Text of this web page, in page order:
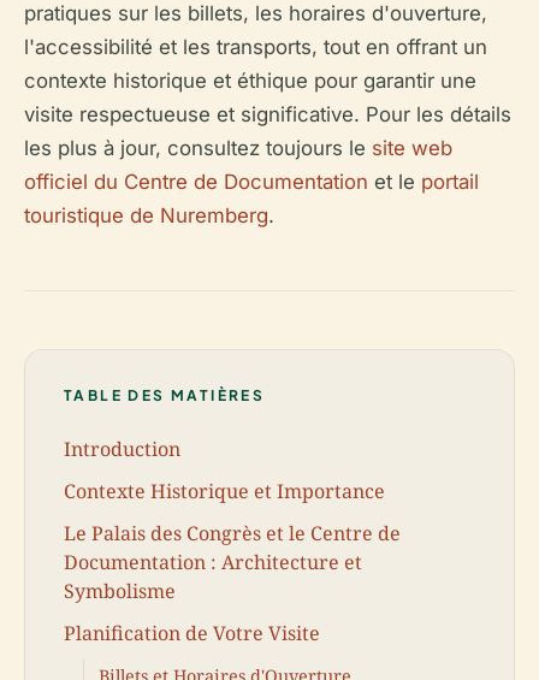
pratiques sur les billets, les horaires d'ouverture,
l'accessibilité et les transports, tout en offrant un
contexte historique et éthique pour garantir une
visite respectueuse et significative. Pour les détails
les plus à jour, consultez toujours le site web
officiel du Centre de Documentation et le portail
touristique de Nuremberg.
TABLE DES MATIÈRES
Introduction
Contexte Historique et Importance
Le Palais des Congrès et le Centre de
Documentation : Architecture et
Symbolisme
Planification de Votre Visite